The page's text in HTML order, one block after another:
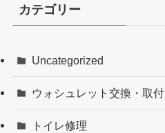
カテゴリー
Uncategorized
ウォシュレット交換・取付
トイレ修理